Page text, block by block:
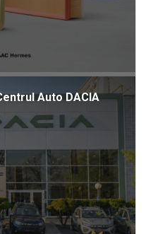
Auto DACIA